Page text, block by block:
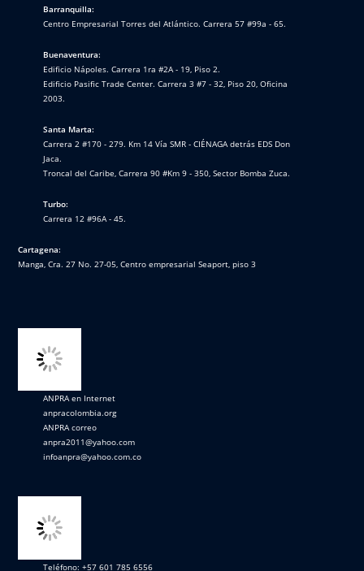
Barranquilla:
Centro Empresarial Torres del Atlántico. Carrera 57 #99a - 65.
Buenaventura:
Edificio Nápoles. Carrera 1ra #2A - 19, Piso 2.
Edificio Pasific Trade Center. Carrera 3 #7 - 32, Piso 20, Oficina
2003.
Santa Marta:
Carrera 2 #170 - 279. Km 14 Vía SMR - CIÉNAGA detrás EDS Don
Jaca.
Troncal del Caribe, Carrera 90 #Km 9 - 350, Sector Bomba Zuca.
Turbo:
Carrera 12 #96A - 45.
Cartagena:
Manga, Cra. 27 No. 27-05, Centro empresarial Seaport, piso 3
ANPRA en Internet
anpracolombia.org
ANPRA correo
anpra2011@yahoo.com
infoanpra@yahoo.com.co
Teléfono: +57 601 785 6556